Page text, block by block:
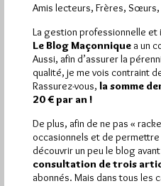
Hier mercredi 5 août 2026,
visiteset 3 322 pages
Pirsch.io)
Amis lecteurs, Frères,
La gestion professionnelle et
Le Blog Maçonnique a un
Aussi, afin d’assurer la
qualité, je me vois contraint
Rassurez-vous, la somme
20 € par an !
De plus, afin de ne pas «
occasionnels et de
découvrir un peu le blog
consultation de trois
abonnés. Mais dans tous les